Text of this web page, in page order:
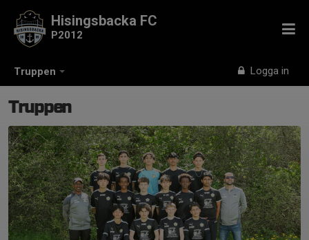
Truppen Logga in
Hisingsbacka FC
P2012
Truppen